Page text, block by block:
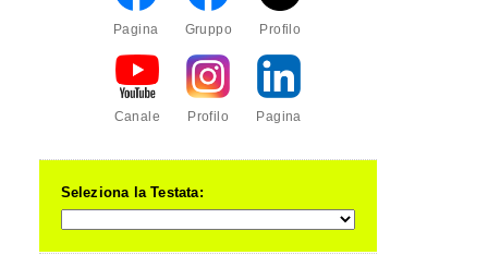
Pagina Gruppo Profilo
Canale Profilo Pagina
Seleziona la Testata: